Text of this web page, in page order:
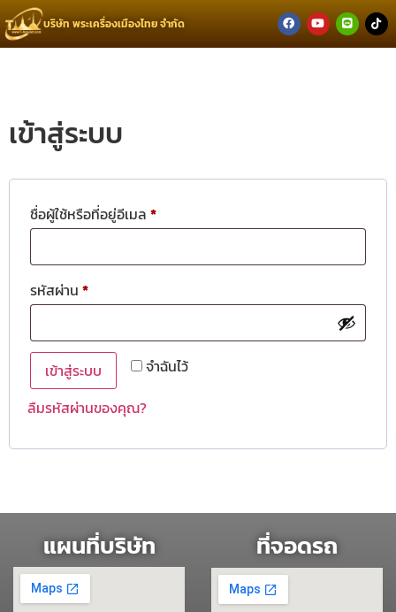
บริษัท พระเครื่องเมืองไทย จำกัด
เข้าสู่ระบบ
ชื่อผู้ใช้หรือที่อยู่อีเมล *
รหัสผ่าน *
จำฉันไว้
เข้าสู่ระบบ
ลืมรหัสผ่านของคุณ?
แผนที่บริษัท ที่จอดรถ